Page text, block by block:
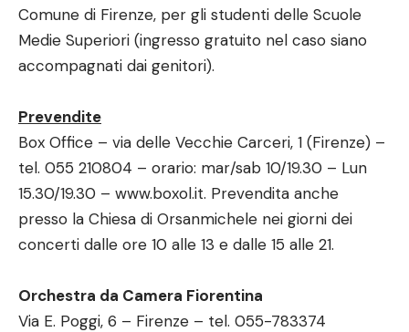
Comune di Firenze, per gli studenti delle Scuole
Medie Superiori (ingresso gratuito nel caso siano
accompagnati dai genitori).
Prevendite
Box Office – via delle Vecchie Carceri, 1 (Firenze) –
tel. 055 210804 – orario: mar/sab 10/19.30 – Lun
15.30/19.30 – www.boxol.it. Prevendita anche
presso la Chiesa di Orsanmichele nei giorni dei
concerti dalle ore 10 alle 13 e dalle 15 alle 21.
Orchestra da Camera Fiorentina
Via E. Poggi, 6 – Firenze – tel. 055-783374